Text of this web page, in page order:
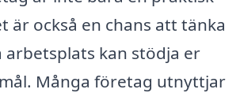
är också en chans att tänka
arbetsplats kan stödja er
Många företag utnyttjar